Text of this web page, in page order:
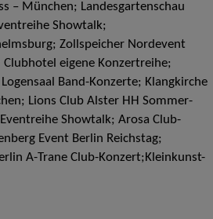
– München; Landesgartenschau
Showtalk;
Zollspeicher Nordevent
eigene Konzertreihe;
Band-Konzerte; Klangkirche
Lions Club Alster HH Sommer-
Showtalk; Arosa Club-
Event Berlin Reichstag;
A-Trane Club-Konzert;Kleinkunst-